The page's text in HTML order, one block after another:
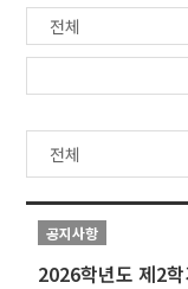
공지사항
2026학년도 제2